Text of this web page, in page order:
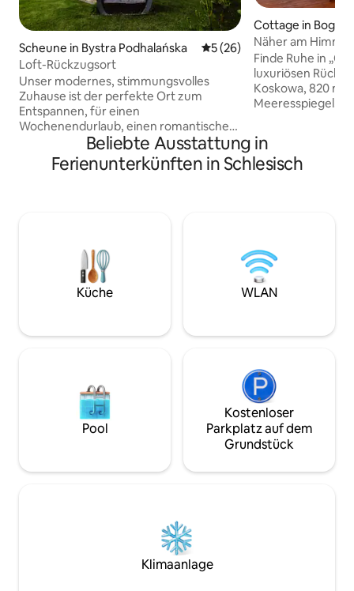
Scheune in Bystra Podhalańska Durchschnittliche
5 (26)
Loft-Rückzugsort
Unser modernes, stimmungsvolles
Zuhause ist der perfekte Ort zum
Entspannen, für einen
Wochenendurlaub, einen romantischen
Aufenthalt oder einen Familienurlaub.
Das 80 m² große Haus befindet sich auf
einem großen, eingezäunten
ein offenes Zwischengeschoss, eine
Holztreppe und eine Ziegelwand
verleihen dem Interieur einen Loft-
Charakter. Die Unterkunft ist voll
[mindestens 2 Nächte, bezahlt] - perfekt
Cottage in
Näher am
Freien
Finde Ruhe in
luxuriösen
Koskowa, 820 m
Meeresspiegel.
Panoramablick
und die Tatra
große
Wasserhahn, ein
Eiswürfelbereiter
sorgen für
Wanderwege,
Beliebte Ausstattung in
Ferienunterkünften in Schlesisch
Küche WLAN
Pool
Kostenloser
Parkplatz auf dem
Grundstück
Klimaanlage